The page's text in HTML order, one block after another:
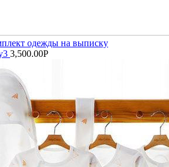
одежды на выписку
3,500.00Р